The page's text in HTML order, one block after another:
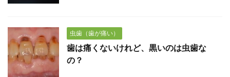
虫歯（歯が痛い）
歯は痛くないけれど、黒いのは虫歯な
の？